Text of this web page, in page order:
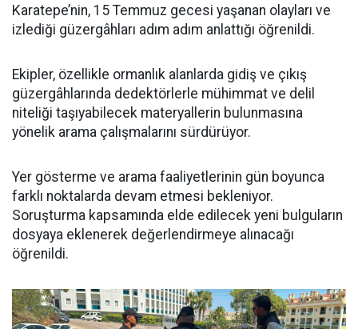
Karatepe’nin, 15 Temmuz gecesi yaşanan olayları ve
izlediği güzergâhları adım adım anlattığı öğrenildi.
Ekipler, özellikle ormanlık alanlarda gidiş ve çıkış
güzergâhlarında dedektörlerle mühimmat ve delil
niteliği taşıyabilecek materyallerin bulunmasına
yönelik arama çalışmalarını sürdürüyor.
Yer gösterme ve arama faaliyetlerinin gün boyunca
farklı noktalarda devam etmesi bekleniyor.
Soruşturma kapsamında elde edilecek yeni bulguların
dosyaya eklenerek değerlendirmeye alınacağı
öğrenildi.